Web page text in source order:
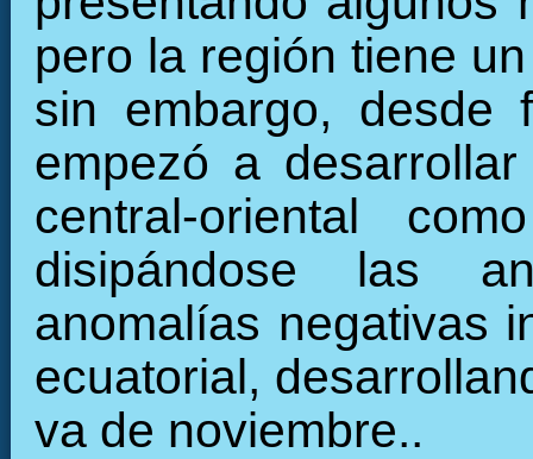
pero la región tiene
sin embargo,
empezó a
central-oriental
disipándose las
anomalías negativas
ecuatorial,
va de noviembre..